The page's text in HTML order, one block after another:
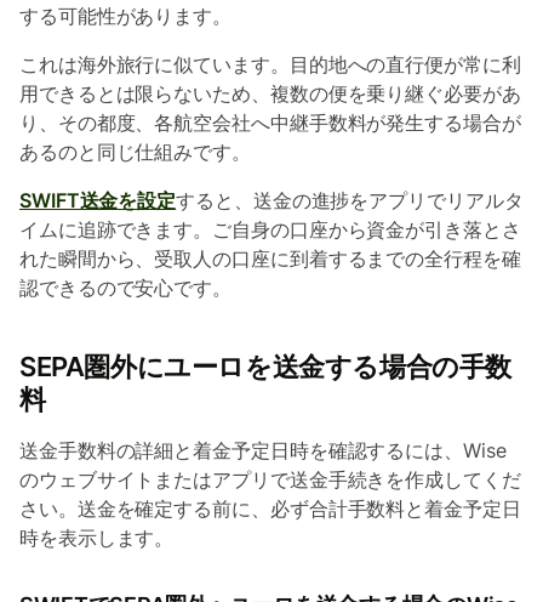
する可能性があります。
これは海外旅行に似ています。目的地への直行便が常に利
用できるとは限らないため、複数の便を乗り継ぐ必要があ
り、その都度、各航空会社へ中継手数料が発生する場合が
あるのと同じ仕組みです。
SWIFT送金を設定すると、送金の進捗をアプリでリアルタ
イムに追跡できます。ご自身の口座から資金が引き落とさ
れた瞬間から、受取人の口座に到着するまでの全行程を確
認できるので安心です。
SEPA圏外にユーロを送金する場合の手数
料
送金手数料の詳細と着金予定日時を確認するには、Wise
のウェブサイトまたはアプリで送金手続きを作成してくだ
さい。送金を確定する前に、必ず合計手数料と着金予定日
時を表示します。